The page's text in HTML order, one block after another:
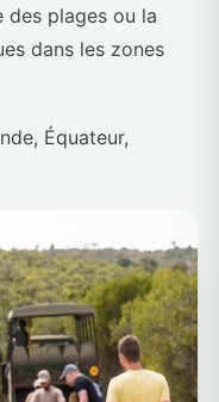
plages ou la
dans les zones
Équateur,